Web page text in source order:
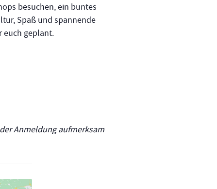
besuchen, ein buntes
Spaß und spannende
euch geplant.
Anmeldung aufmerksam